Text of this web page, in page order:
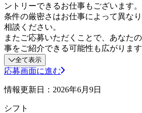
ントリーできるお仕事もございます。
条件の厳密さはお仕事によって異な
相談ください。
またご応募いただくことで、あなた
事をご紹介できる可能性も広がりま
全て表示
応募画面に進む
情報更新日：2026年6月9日
シフト